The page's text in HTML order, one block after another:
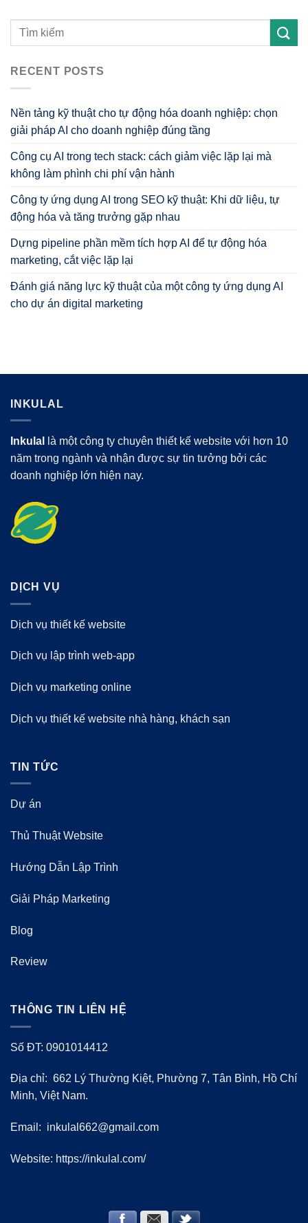
RECENT POSTS
Nền tảng kỹ thuật cho tự động hóa doanh nghiệp: chọn
giải pháp AI cho doanh nghiệp đúng tầng
Công cụ AI trong tech stack: cách giảm việc lặp lại mà
không làm phình chi phí vận hành
Công ty ứng dụng AI trong SEO kỹ thuật: Khi dữ liệu, tự
động hóa và tăng trưởng gặp nhau
Dựng pipeline phần mềm tích hợp AI để tự động hóa
marketing, cắt việc lặp lại
Đánh giá năng lực kỹ thuật của một công ty ứng dụng AI
cho dự án digital marketing
INKULAL
Inkulal
là một công ty chuyên thiết kế website với hơn 10
năm trong ngành và nhận được sự tin tưởng bởi các
doanh nghiệp lớn hiện nay.
DỊCH VỤ
Dịch vụ thiết kế website
Dịch vụ lập trình web-app
Dịch vụ marketing online
Dịch vụ thiết kế website nhà hàng, khách sạn
TIN TỨC
Dự án
Thủ Thuật Website
Hướng Dẫn Lập Trình
Giải Pháp Marketing
Blog
Review
THÔNG TIN LIÊN HỆ
Số ĐT: 0901014412
Địa chỉ: 662 Lý Thường Kiệt, Phường 7, Tân Bình, Hồ Chí
Minh, Việt Nam.
Email: inkulal662@gmail.com
Website: https://inkulal.com/